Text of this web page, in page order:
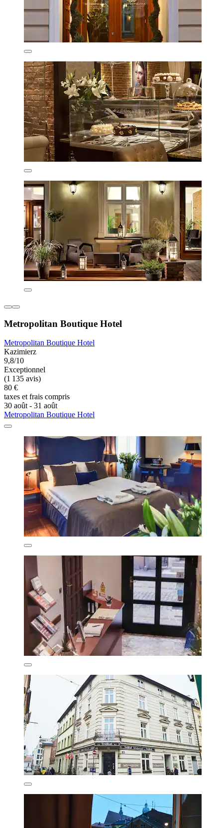
Metropolitan Boutique Hotel
Metropolitan Boutique Hotel
Kazimierz
9,8/10
Exceptionnel
(1 135 avis)
80 €
taxes et frais compris
30 août - 31 août
Metropolitan Boutique Hotel